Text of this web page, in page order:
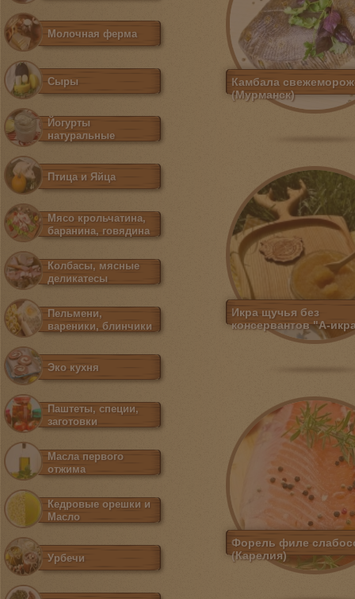
Камбала
(Мурманск)
Икра щучья без
консервантов "А-
Форель филе
(Карелия)
Молочная ферма
Сыры
Йогурты
натуральные
Птица и Яйца
Мясо крольчатина,
баранина, говядина
Колбасы, мясные
деликатесы
Пельмени,
вареники, блинчики
Эко кухня
Паштеты, специи,
заготовки
Масла первого
отжима
Кедровые орешки и
Масло
Урбечи